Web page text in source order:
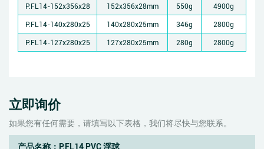
P.FL14-152x356x28
152x356x28mm 550g
4900g
P.FL14-140x280x25
140x280x25mm 346g
2800g
P.FL14-127x280x25
127x280x25mm 280g 2800g
立即询价
如果您有任何需要，请填写以下表格，我们将尽快与您联系。